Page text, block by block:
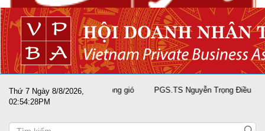
Thứ 7 Ngày 8/8/2026,
02:54:29PM
doanh nghiệp vượt sóng gió PGS.TS Nguyễn Trọng Điều tái đắc